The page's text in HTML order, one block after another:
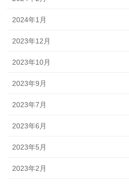
2024年1月
2023年12月
2023年10月
2023年9月
2023年7月
2023年6月
2023年5月
2023年2月